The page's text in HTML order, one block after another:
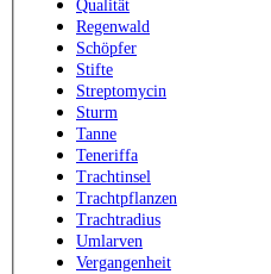
Qualität
Regenwald
Schöpfer
Stifte
Streptomycin
Sturm
Tanne
Teneriffa
Trachtinsel
Trachtpflanzen
Trachtradius
Umlarven
Vergangenheit